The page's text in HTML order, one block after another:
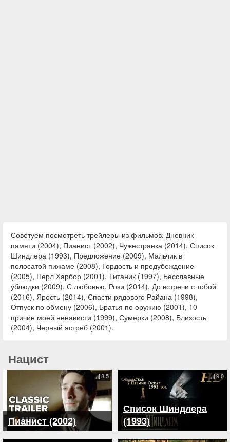
Советуем посмотреть трейлеры из фильмов: Дневник
памяти (2004), Пианист (2002), Чужестранка (2014), Список
Шиндлера (1993), Предложение (2009), Мальчик в
полосатой пижаме (2008), Гордость и предубеждение
(2005), Перл Харбор (2001), Титаник (1997), Бесславные
ублюдки (2009), С любовью, Рози (2014), До встречи с тобой
(2016), Ярость (2014), Спасти рядового Райана (1998),
Отпуск по обмену (2006), Братья по оружию (2001), 10
причин моей ненависти (1999), Сумерки (2008), Близость
(2004), Черный ястреб (2001).
Нацист
Пианист (2002)
8.5
Список Шиндлера
(1993)
9.0